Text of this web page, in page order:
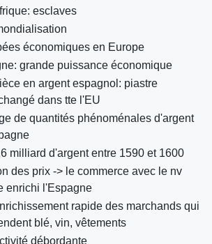
esclaves
économiques en Europe
grande puissance économique
en argent espagnol: piastre
dans tte l'EU
de quantités phénoménales d'argent
milliard d'argent entre 1590 et 1600
des prix -> le commerce avec le nv
enrichi l'Espagne
rapide des marchands qui
blé, vin, vêtements
débordante